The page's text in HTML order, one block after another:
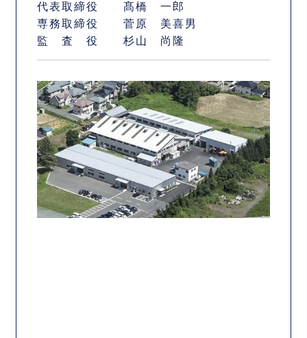
代表取締役 髙橋 一郎
専務取締役 菅原 美喜男
監 査 役 杉山 尚隆